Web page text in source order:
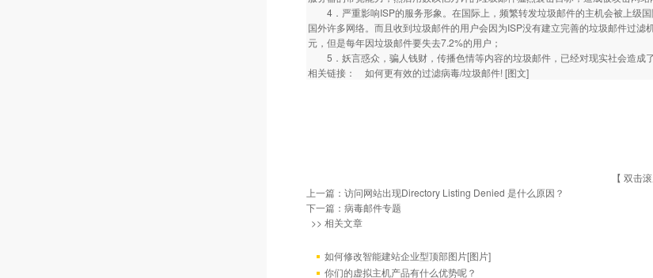
4．严重影响ISP的服务形象。在国际上，频繁转发垃圾邮件的主机会被上级
国外许多网络。而且收到垃圾邮件的用户会因为ISP没有建立完善的垃圾邮件过
元，但是每年因垃圾邮件要失去7.2%的用户；
5．妖言惑众，骗人钱财，传播色情等内容的垃圾邮件，已经对现实社会造成了
相关链接： 如何更有效的过滤病毒/垃圾邮件! [图文]
【 双击
上一篇： 访问网站出现Directory Listing Denied 是什么原因？
下一篇： 病毒邮件专题
>> 相关文章
如何修改智能建站企业型顶部图片[图片]
你们的虚拟主机产品有什么优势呢？